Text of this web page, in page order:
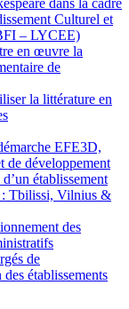
dans la cadre
Culturel et
– LYCEE)
en œuvre la
de
la littérature en
EFE3D,
de développement
établissement
Tbilissi, Vilnius &
des
de
établissements